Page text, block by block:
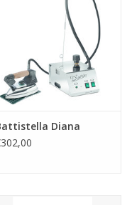
Diana